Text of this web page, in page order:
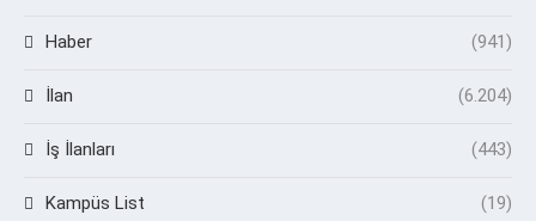
Haber (941)
İlan (6.204)
İş İlanları (443)
Kampüs List (19)